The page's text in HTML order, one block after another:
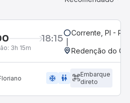
18:15
3h 15m
Corrente, PI -
Redenção do
ac_unit wc
Embarque
direto